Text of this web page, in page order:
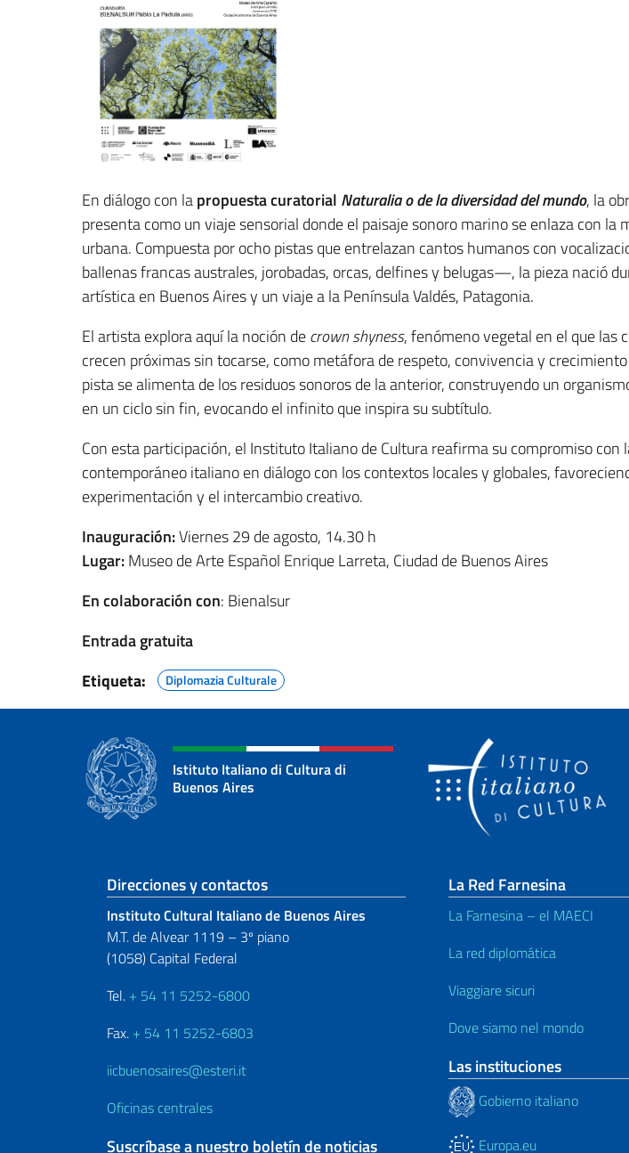
En diálogo con lapropuesta curatorial Naturalia o de la diversidad del mundo, la
presenta como un viaje sensorial donde el paisaje sonoro marino se enlaza con la
urbana. Compuesta por ocho pistas que entrelazan cantos humanos con
ballenas francas australes, jorobadas, orcas, delfines y belugas—, la pieza nació
artística en Buenos Aires y un viaje a la Península Valdés, Patagonia.
El artista explora aquí la noción decrown shyness, fenómeno vegetal en el que las
crecen próximas sin tocarse, como metáfora de respeto, convivencia y
pista se alimenta de los residuos sonoros de la anterior, construyendo un
en un ciclo sin fin, evocando el infinito que inspira su subtítulo.
Con esta participación, el Instituto Italiano de Cultura reafirma su compromiso con
contemporáneo italiano en diálogo con los contextos locales y globales,
experimentación y el intercambio creativo.
Inauguración:Viernes 29 de agosto, 14.30 h
Lugar:Museo de Arte Español Enrique Larreta, Ciudad de Buenos Aires
En colaboración con: Bienalsur
Entrada gratuita
Etiqueta:
Diplomazia Culturale
Istituto Italiano di Cultura di
Buenos Aires
Sezione footer
Direcciones y contactos
Instituto Cultural Italiano de Buenos Aires
M.T. de Alvear 1119 – 3º piano
(1058) Capital Federal
Tel. + 54 11 5252-6800
Fax. + 54 11 5252-6803
iicbuenosaires@esteri.it
Oficinas centrales
Suscríbase a nuestro boletín de noticias
La Red Farnesina
La Farnesina – el MAECI
La red diplomática
Viaggiare sicuri
Dove siamo nel mondo
Las instituciones
Gobierno italiano
Europa.eu